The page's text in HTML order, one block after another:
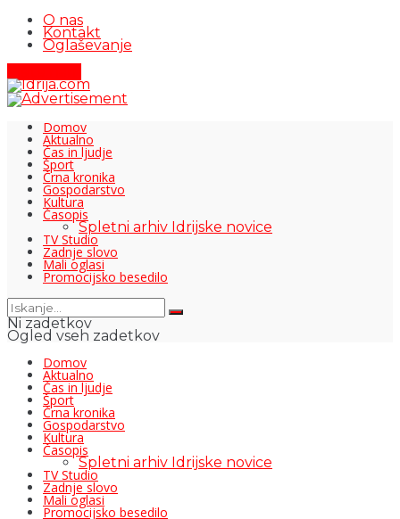
O nas
Kontakt
Oglaševanje
Domov
Aktualno
Čas in ljudje
Šport
Črna kronika
Gospodarstvo
Kultura
Časopis
Spletni arhiv Idrijske novice
TV Studio
Zadnje slovo
Mali oglasi
Promocijsko besedilo
Ni zadetkov
Ogled vseh zadetkov
Domov
Aktualno
Čas in ljudje
Šport
Črna kronika
Gospodarstvo
Kultura
Časopis
Spletni arhiv Idrijske novice
TV Studio
Zadnje slovo
Mali oglasi
Promocijsko besedilo